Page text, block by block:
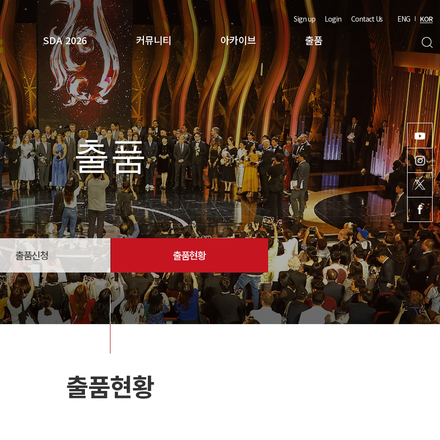
SDA 2026 커뮤니티 아카이브 출품
Sign up Login Contact Us ENG KOR
검색
출품
출품신청 출품현황
출품현황